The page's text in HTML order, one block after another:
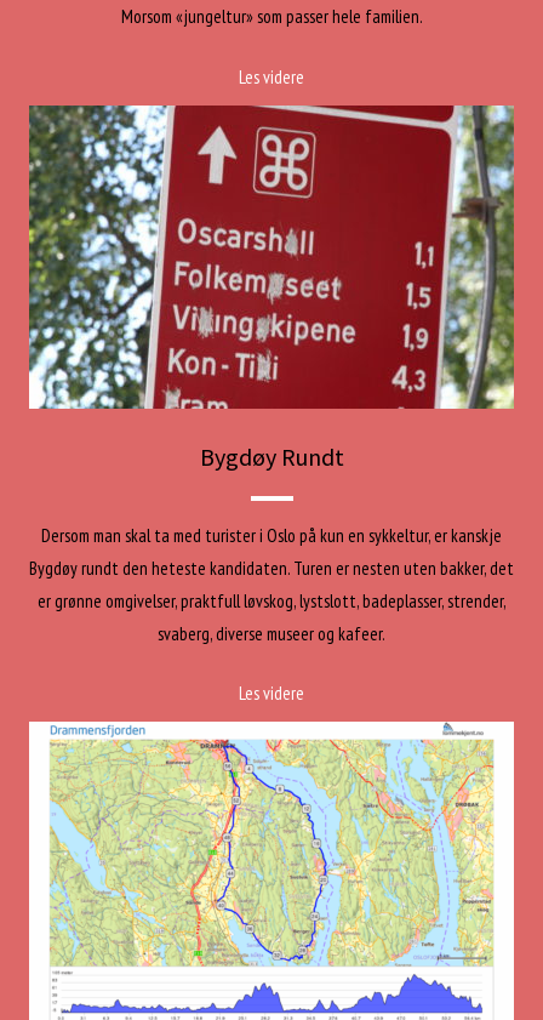
Morsom «jungeltur» som passer hele familien.
Les videre
Bygdøy Rundt
Dersom man skal ta med turister i Oslo på kun en sykkeltur, er kanskje
Bygdøy rundt den heteste kandidaten. Turen er nesten uten bakker, det
er grønne omgivelser, praktfull løvskog, lystslott, badeplasser, strender,
svaberg, diverse museer og kafeer.
Les videre